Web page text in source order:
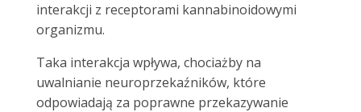
interakcji z receptorami kannabinoidowymi
organizmu.
Taka interakcja wpływa, chociażby na
uwalnianie neuroprzekaźników, które
odpowiadają za poprawne przekazywanie